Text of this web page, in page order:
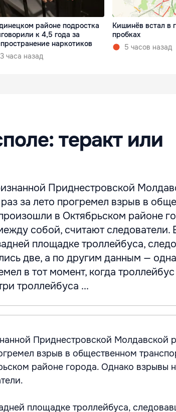
районе подростка
к 4,5 года за
наркотиков
3 часа назад
Кишинёв встал в
пробках
5 часов назад
теракт или
Приднестровской
за лето прогремел взрыв в
в Октябрьском районе
собой, считают следователи.
площадке троллейбуса,
две, а по другим данным —
в тот момент, когда троллейбус
троллейбуса ...
Приднестровской Молдавской
взрыв в общественном
районе города. Однако взрывы
площадке троллейбуса,